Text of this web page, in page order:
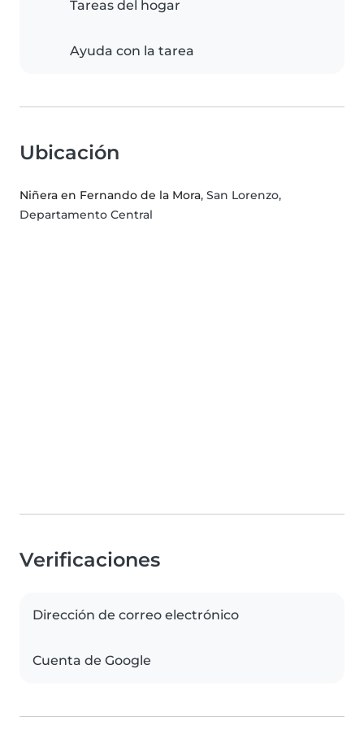
Tareas del hogar
Ayuda con la tarea
Ubicación
Niñera en Fernando de la Mora, San Lorenzo,
Departamento Central
Verificaciones
Dirección de correo electrónico
Cuenta de Google